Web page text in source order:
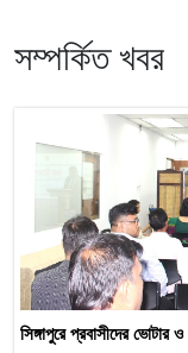
সম্পর্কিত খবর
সিঙ্গাপুরে প্রবাসীদের